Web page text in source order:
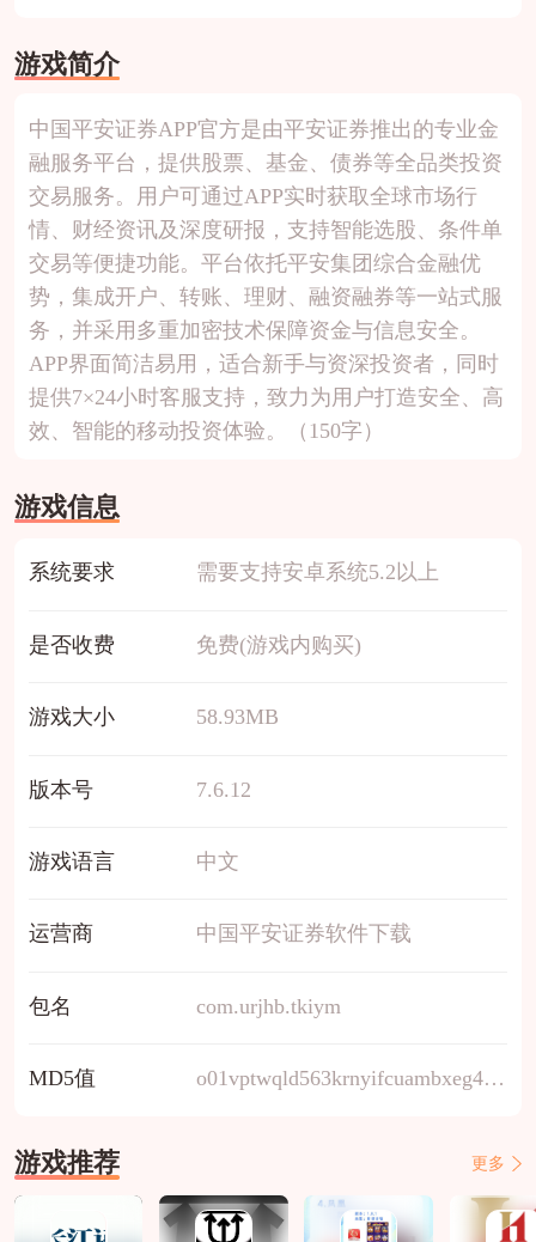
游戏简介
中国平安证券APP官方是由平安证券推出的专业金
融服务平台，提供股票、基金、债券等全品类投资
交易服务。用户可通过APP实时获取全球市场行
情、财经资讯及深度研报，支持智能选股、条件单
交易等便捷功能。平台依托平安集团综合金融优
势，集成开户、转账、理财、融资融券等一站式服
务，并采用多重加密技术保障资金与信息安全。
APP界面简洁易用，适合新手与资深投资者，同时
提供7×24小时客服支持，致力为用户打造安全、高
效、智能的移动投资体验。（150字）
游戏信息
系统要求 需要支持安卓系统5.2以上
是否收费 免费(游戏内购买)
游戏大小 58.93MB
版本号 7.6.12
游戏语言 中文
运营商 中国平安证券软件下载
包名 com.urjhb.tkiym
MD5值 o01vptwqld563krnyifcuambxeg47h92
游戏推荐 更多